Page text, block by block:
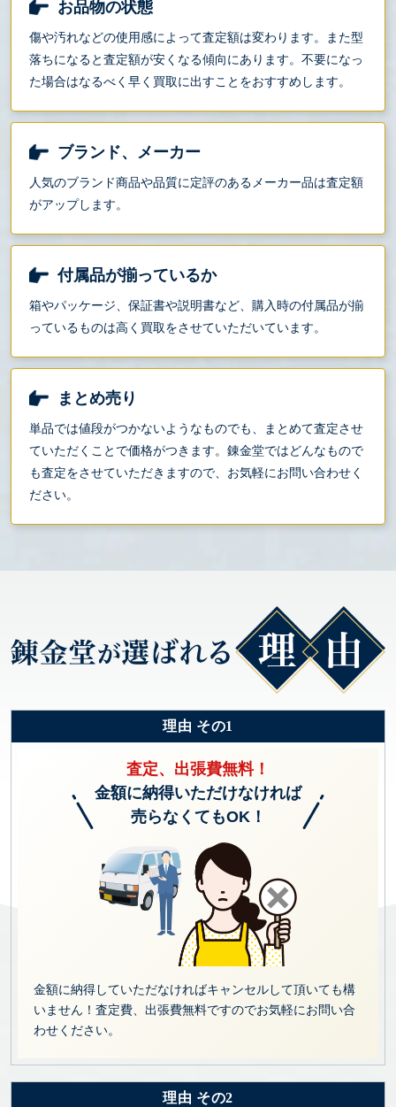
お品物の状態
傷や汚れなどの使用感によって査定額は変わります。また型
落ちになると査定額が安くなる傾向にあります。不要になっ
た場合はなるべく早く買取に出すことをおすすめします。
ブランド、メーカー
人気のブランド商品や品質に定評のあるメーカー品は査定額
がアップします。
付属品が揃っているか
箱やパッケージ、保証書や説明書など、購入時の付属品が揃
っているものは高く買取をさせていただいています。
まとめ売り
単品では値段がつかないようなものでも、まとめて査定させ
ていただくことで価格がつきます。錬金堂ではどんなもので
も査定をさせていただきますので、お気軽にお問い合わせく
ださい。
理由 その1
査定、出張費無料！
金額に納得いただけなければ
売らなくてもOK！
金額に納得していただなければキャンセルして頂いても構
いません！査定費、出張費無料ですのでお気軽にお問い合
わせください。
理由 その2